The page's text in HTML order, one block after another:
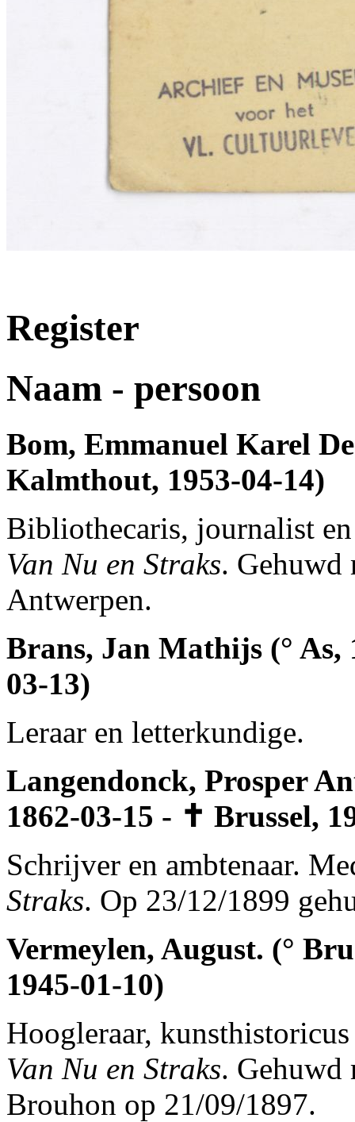
Register
Naam - persoon
Bom, Emmanuel Karel
Kalmthout, 1953-04-14)
Bibliothecaris, journalist
Van Nu en Straks.
Antwerpen.
Brans, Jan Mathijs (° As,
03-13)
Leraar en letterkundige.
Langendonck, Prosper
1862-03-15 - ✝ Brussel,
Schrijver en ambtenaar.
Straks. Op 23/12/1899
Vermeylen, August. (°
1945-01-10)
Hoogleraar,
Van Nu en Straks. Gehuwd
Brouhon op 21/09/1897.